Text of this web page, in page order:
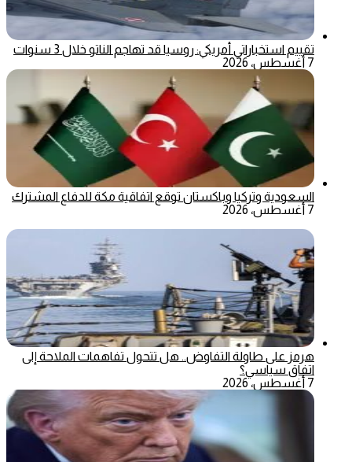
تقييم استخباراتي أمريكي: روسيا قد تهاجم الناتو خلال 3 سنوات
7 أغسطس، 2026
السعودية وتركيا وباكستان توقع اتفاقية مكة للدفاع المشترك
7 أغسطس، 2026
هرمز على طاولة التفاوض.. هل تتحول تفاهمات الملاحة إلى
اتفاق سياسي؟
7 أغسطس، 2026